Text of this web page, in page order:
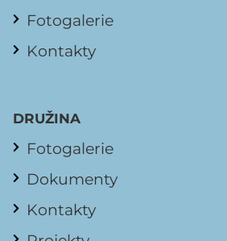
Fotogalerie
Kontakty
DRUŽINA
Fotogalerie
Dokumenty
Kontakty